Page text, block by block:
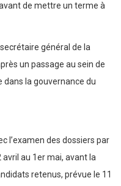
de mettre un terme à
général de la
un passage au sein de
dans la gouvernance du
l’examen des dossiers par
au 1er mai, avant la
retenus, prévue le 11